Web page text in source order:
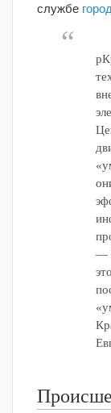
службе
—